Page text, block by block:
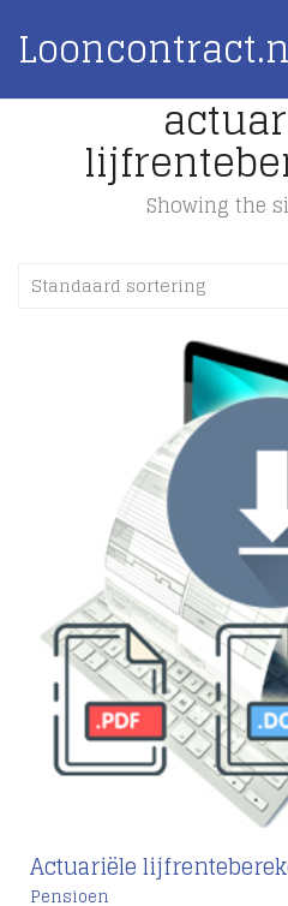
Showing the
Standaard sortering
Actuariële
Pensioen